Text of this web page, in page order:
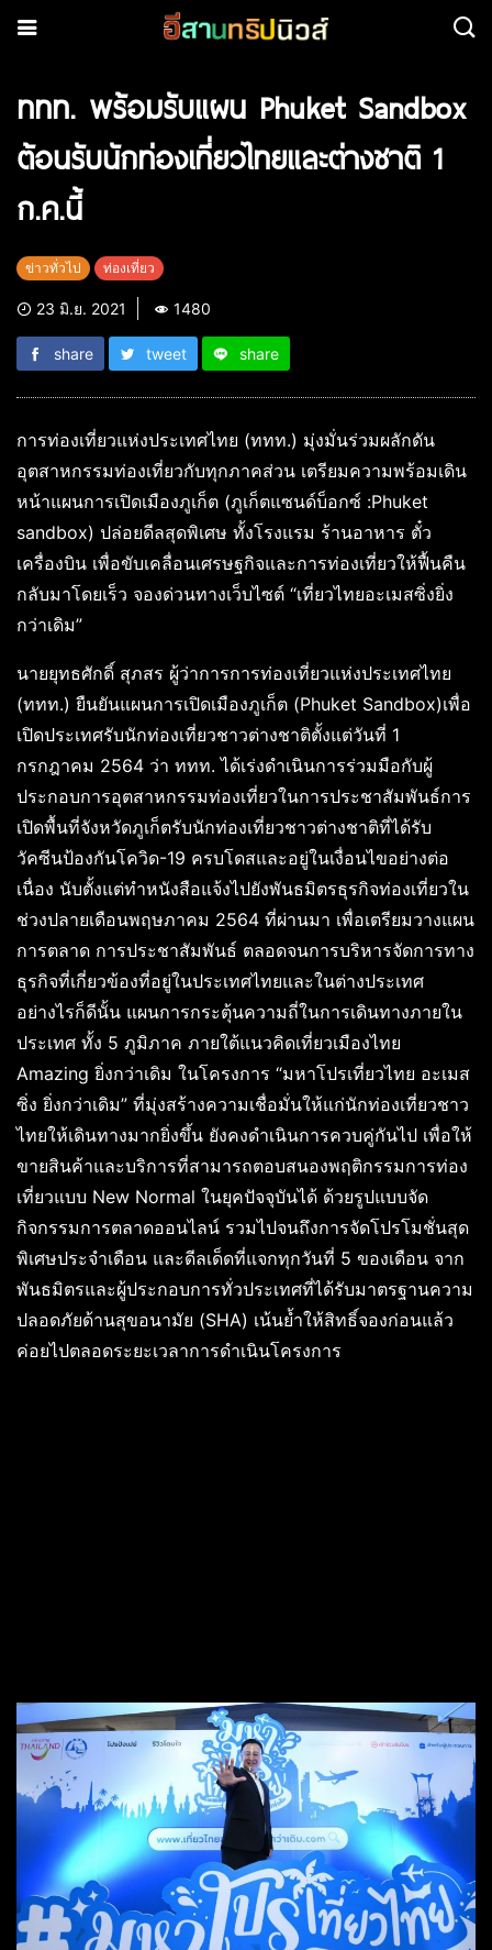
ททท. พร้อมรับแผน Phuket Sandbox
ต้อนรับนักท่องเที่ยวไทยและต่างชาติ 1
ก.ค.นี้
ข่าวทั่วไป ท่องเที่ยว
23 มิ.ย. 2021 1480
share tweet share
การท่องเที่ยวแห่งประเทศไทย (ททท.) มุ่งมั่นร่วมผลักดัน
อุตสาหกรรมท่องเที่ยวกับทุกภาคส่วน เตรียมความพร้อมเดิน
หน้าแผนการเปิดเมืองภูเก็ต (ภูเก็ตแซนด์บ็อกซ์ :Phuket
sandbox) ปล่อยดีลสุดพิเศษ ทั้งโรงแรม ร้านอาหาร ตั๋ว
เครื่องบิน เพื่อขับเคลื่อนเศรษฐกิจและการท่องเที่ยวให้ฟื้นคืน
กลับมาโดยเร็ว จองด่วนทางเว็บไซต์ “เที่ยวไทยอะเมสซิ่งยิ่ง
กว่าเดิม”
นายยุทธศักดิ์ สุภสร ผู้ว่าการการท่องเที่ยวแห่งประเทศไทย
(ททท.) ยืนยันแผนการเปิดเมืองภูเก็ต (Phuket Sandbox)เพื่อ
เปิดประเทศรับนักท่องเที่ยวชาวต่างชาติตั้งแต่วันที่ 1
กรกฎาคม 2564 ว่า ททท. ได้เร่งดำเนินการร่วมมือกับผู้
ประกอบการอุตสาหกรรมท่องเที่ยวในการประชาสัมพันธ์การ
เปิดพื้นที่จังหวัดภูเก็ตรับนักท่องเที่ยวชาวต่างชาติที่ได้รับ
วัคซีนป้องกันโควิด-19 ครบโดสและอยู่ในเงื่อนไขอย่างต่อ
เนื่อง นับตั้งแต่ทำหนังสือแจ้งไปยังพันธมิตรธุรกิจท่องเที่ยวใน
ช่วงปลายเดือนพฤษภาคม 2564 ที่ผ่านมา เพื่อเตรียมวางแผน
การตลาด การประชาสัมพันธ์ ตลอดจนการบริหารจัดการทาง
ธุรกิจที่เกี่ยวข้องที่อยู่ในประเทศไทยและในต่างประเทศ
อย่างไรก็ดีนั้น แผนการกระตุ้นความถี่ในการเดินทางภายใน
ประเทศ ทั้ง 5 ภูมิภาค ภายใต้แนวคิดเที่ยวเมืองไทย
Amazing ยิ่งกว่าเดิม ในโครงการ “มหาโปรเที่ยวไทย อะเมส
ซิ่ง ยิ่งกว่าเดิม” ที่มุ่งสร้างความเชื่อมั่นให้แก่นักท่องเที่ยวชาว
ไทยให้เดินทางมากยิ่งขึ้น ยังคงดำเนินการควบคู่กันไป เพื่อให้
ขายสินค้าและบริการที่สามารถตอบสนองพฤติกรรมการท่อง
เที่ยวแบบ New Normal ในยุคปัจจุบันได้ ด้วยรูปแบบจัด
กิจกรรมการตลาดออนไลน์ รวมไปจนถึงการจัดโปรโมชั่นสุด
พิเศษประจำเดือน และดีลเด็ดที่แจกทุกวันที่ 5 ของเดือน จาก
พันธมิตรและผู้ประกอบการทั่วประเทศที่ได้รับมาตรฐานความ
ปลอดภัยด้านสุขอนามัย (SHA) เน้นย้ำให้สิทธิ์จองก่อนแล้ว
ค่อยไปตลอดระยะเวลาการดำเนินโครงการ